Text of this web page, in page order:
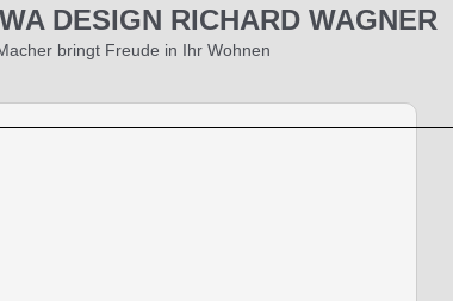
DESIGN RICHARD WAGNER
bringt Freude in Ihr Wohnen